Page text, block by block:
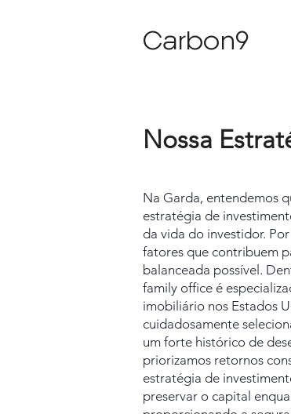
Carbon9
Nossa
Na Garda, entendemos
estratégia de
da vida do investidor.
fatores que contribuem
balanceada possível.
family office é
imobiliário nos Estados
cuidadosamente
um forte histórico de
priorizamos retornos
estratégia de
preservar o capital